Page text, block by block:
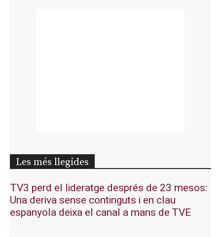
Les més llegides
TV3 perd el lideratge després de 23 mesos:
Una deriva sense continguts i en clau
espanyola deixa el canal a mans de TVE